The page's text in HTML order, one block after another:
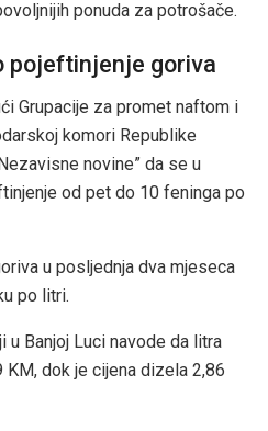
ponuda za potrošače.
pojeftinjenje goriva
Grupacije za promet naftom i
komori Republike
novine” da se u
od pet do 10 feninga po
u posljednja dva mjeseca
po litri.
u Banjoj Luci navode da litra
dok je cijena dizela 2,86